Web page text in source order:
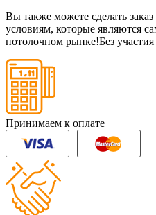
Вы также можете сделать
условиям, которые являются
потолочном рынке!Без
Принимаем к оплате